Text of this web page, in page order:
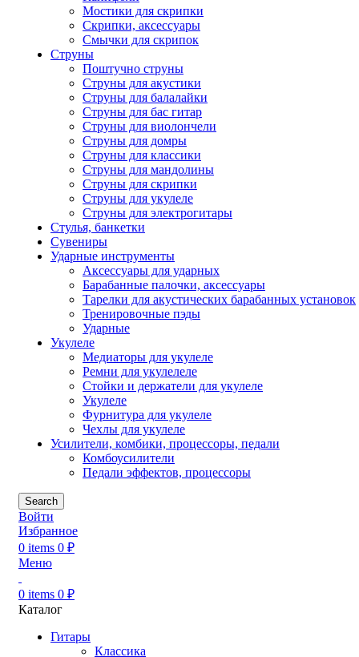
Мостики для скрипки
Скрипки, аксессуары
Смычки для скрипок
Струны
Поштучно струны
Струны для акустики
Струны для балалайки
Струны для бас гитар
Струны для виолончели
Струны для домры
Струны для классики
Струны для мандолины
Струны для скрипки
Струны для укулеле
Струны для электрогитары
Стулья, банкетки
Сувениры
Ударные инструменты
Аксессуары для ударных
Барабанные палочки, аксессуары
Тарелки для акустических барабанных установок
Тренировочные пэды
Ударные
Укулеле
Медиаторы для укулеле
Ремни для укулелеле
Стойки и держатели для укулеле
Укулеле
Фурнитура для укулеле
Чехлы для укулеле
Усилители, комбики, процессоры, педали
Комбоусилители
Педали эффектов, процессоры
Search
Войти
Избранное
0 items 0 ₽
Меню
0 items 0 ₽
Каталог
Гитары
Классика